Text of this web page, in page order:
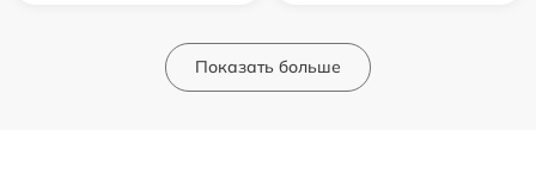
Показать больше